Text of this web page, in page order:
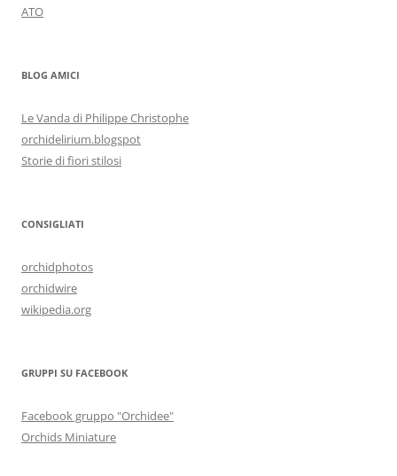
ATO
BLOG AMICI
Le Vanda di Philippe Christophe
orchidelirium.blogspot
Storie di fiori stilosi
CONSIGLIATI
orchidphotos
orchidwire
wikipedia.org
GRUPPI SU FACEBOOK
Facebook gruppo "Orchidee"
Orchids Miniature